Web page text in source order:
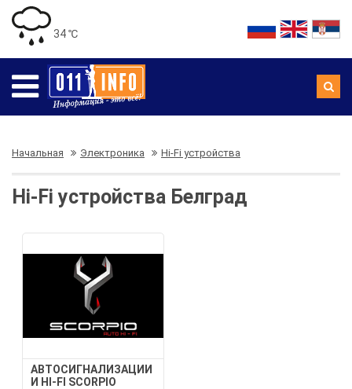
34 ℃
Начальная Электроника Hi-Fi устройства
Hi-Fi устройства Белград
АВТОСИГНАЛИЗАЦИИ
И HI-FI SCORPIO